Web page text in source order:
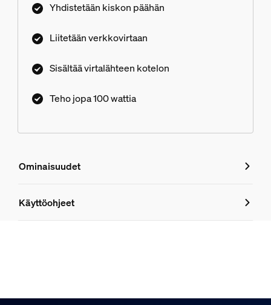
Yhdistetään kiskon päähän
Liitetään verkkovirtaan
Sisältää virtalähteen kotelon
Teho jopa 100 wattia
Ominaisuudet
Ominaisuudet
Käyttöohjeet